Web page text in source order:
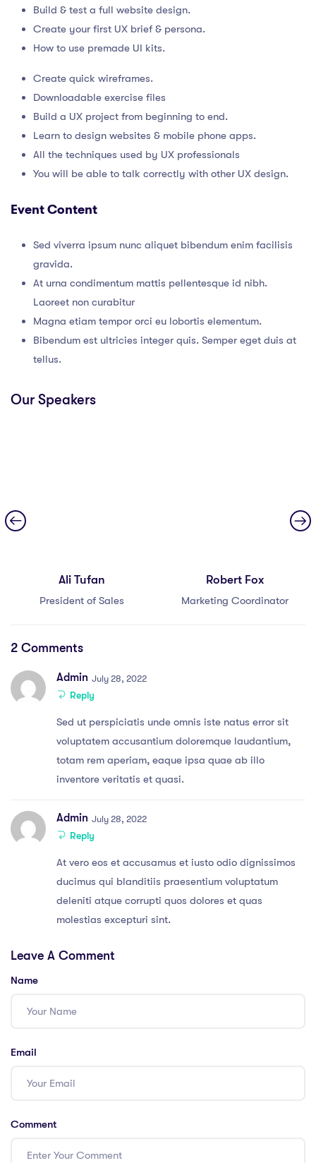
Build & test a full website design.
Create your first UX brief & persona.
How to use premade UI kits.
Create quick wireframes.
Downloadable exercise files
Build a UX project from beginning to end.
Learn to design websites & mobile phone apps.
All the techniques used by UX professionals
You will be able to talk correctly with other UX design.
Event Content
Sed viverra ipsum nunc aliquet bibendum enim facilisis
gravida.
At urna condimentum mattis pellentesque id nibh.
Laoreet non curabitur
Magna etiam tempor orci eu lobortis elementum.
Bibendum est ultricies integer quis. Semper eget duis at
tellus.
Our Speakers
Ali Tufan
President of Sales
Robert Fox
Marketing Coordinator
2 Comments
Admin July 28, 2022
Reply
Sed ut perspiciatis unde omnis iste natus error sit
voluptatem accusantium doloremque laudantium,
totam rem aperiam, eaque ipsa quae ab illo
inventore veritatis et quasi.
Admin July 28, 2022
Reply
At vero eos et accusamus et iusto odio dignissimos
ducimus qui blanditiis praesentium voluptatum
deleniti atque corrupti quos dolores et quas
molestias excepturi sint.
Leave A Comment
Name
Email
Comment